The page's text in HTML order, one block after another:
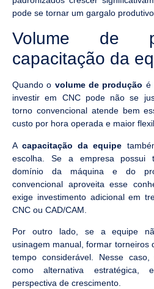
pode se tornar um gargalo
Volume de
capacitação da
Quando o volume de produção é
investir em CNC pode não se
torno convencional atende bem
custo por hora operada e maior
Acapacitação da equipe
escolha. Se a empresa possui
domínio da máquina e do
convencional aproveita esse
exige investimento adicional em
CNC ou CAD/CAM.
Por outro lado, se a equipe
usinagem manual, formar torneiros
tempo considerável. Nesse
como alternativa estratégica,
perspectiva de crescimento.